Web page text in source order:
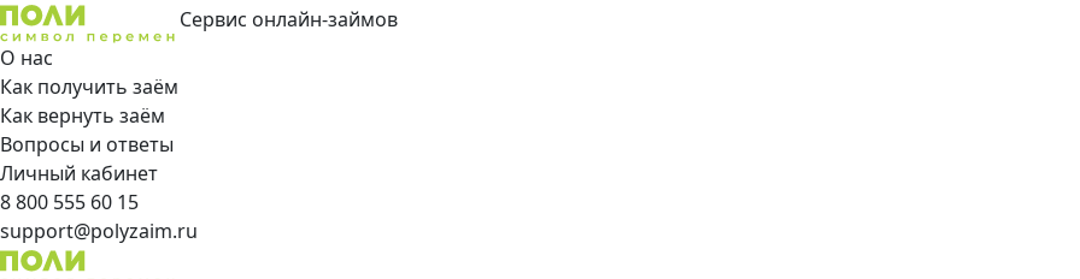
Сервис онлайн-займов
О нас
Как получить заём
Как вернуть заём
Вопросы и ответы
Личный кабинет
8 800 555 60 15
support@polyzaim.ru